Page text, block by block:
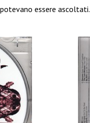
essere ascoltati.